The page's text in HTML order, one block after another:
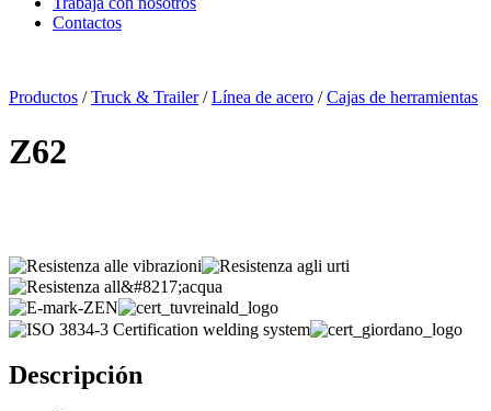
Contactos
Productos /Truck & Trailer/Línea de acero /Cajas de herramientas
Z62
Descripción